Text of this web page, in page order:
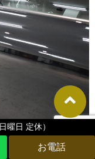
曜日 定休）